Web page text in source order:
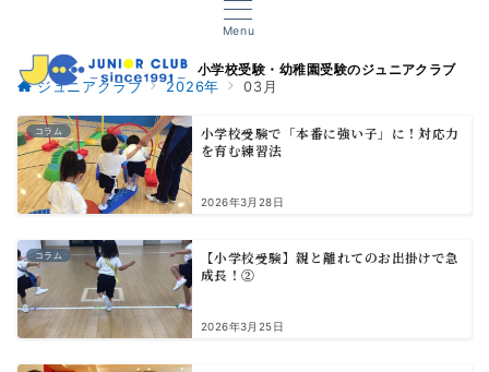
Menu
小学校受験・幼稚園受験のジュニアクラブ
ジュニアクラブ 2026年 03月
コラム
小学校受験で「本番に強い子」に！対応力
を育む練習法
2026年3月28日
コラム
【小学校受験】親と離れてのお出掛けで急
成長！②
2026年3月25日